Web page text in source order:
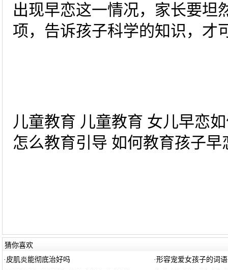
出现早恋这一情况，家长要坦
项，告诉孩子科学的知识，才
儿童教育 儿童教育 女儿早恋
怎么教育引导 如何教育孩子早
猜你喜欢
· 皮肌炎能彻底治好吗 ·形容宠爱女孩子的词